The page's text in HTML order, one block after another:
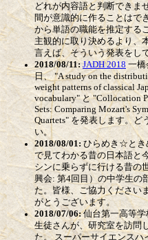
どれが内容語と判断できま
間が意識的に作ることはで
から単語の職能を推定する
主観的に取り決めるより、
言えば、そういう発表をし
2018/08/11: JADH 2018 一橋
日、 "A study on the
weight patterns of classical
vocabulary" と "Collocation
Sets: Comparing Mozart's
Quartets" を発表します。ど
い。
2018/08/01: ひらめき☆とき
で見てわかる昔の日本語と
シンに乗らずに行ける昔の
興会: 第4回目）の中学生の
た。皆様、ご協力ください
がとうございます。
2018/07/06:仙台第一高等学
生徒さんが、研究室を訪問
た。 スーパーサイエンスハ